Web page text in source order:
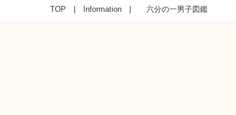
TOP Information 六分の一男子図鑑